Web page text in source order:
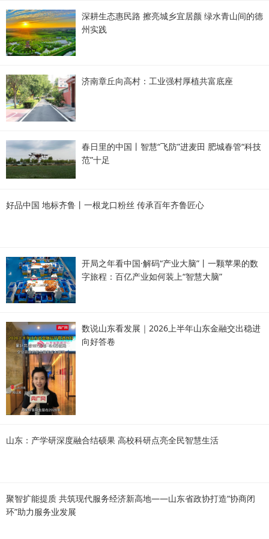
深耕生态惠民路 擦亮城乡宜居颜 绿水青山间的德
州实践
济南章丘向高村：工业强村厚植共富底座
春日里的中国丨智慧“飞防”进麦田 肥城春管“科技
范”十足
好品中国 地标齐鲁丨一根龙口粉丝 传承百年齐鲁匠心
开局之年看中国·解码“产业大脑”丨一颗苹果的数
字旅程：百亿产业如何装上“智慧大脑”
数说山东看发展｜2026上半年山东金融交出稳进
向好答卷
山东：产学研深度融合结硕果 高校科研点亮全民智慧生活
聚智扩能提质 共筑现代服务经济新高地——山东省政协打造“协商闭
环”助力服务业发展